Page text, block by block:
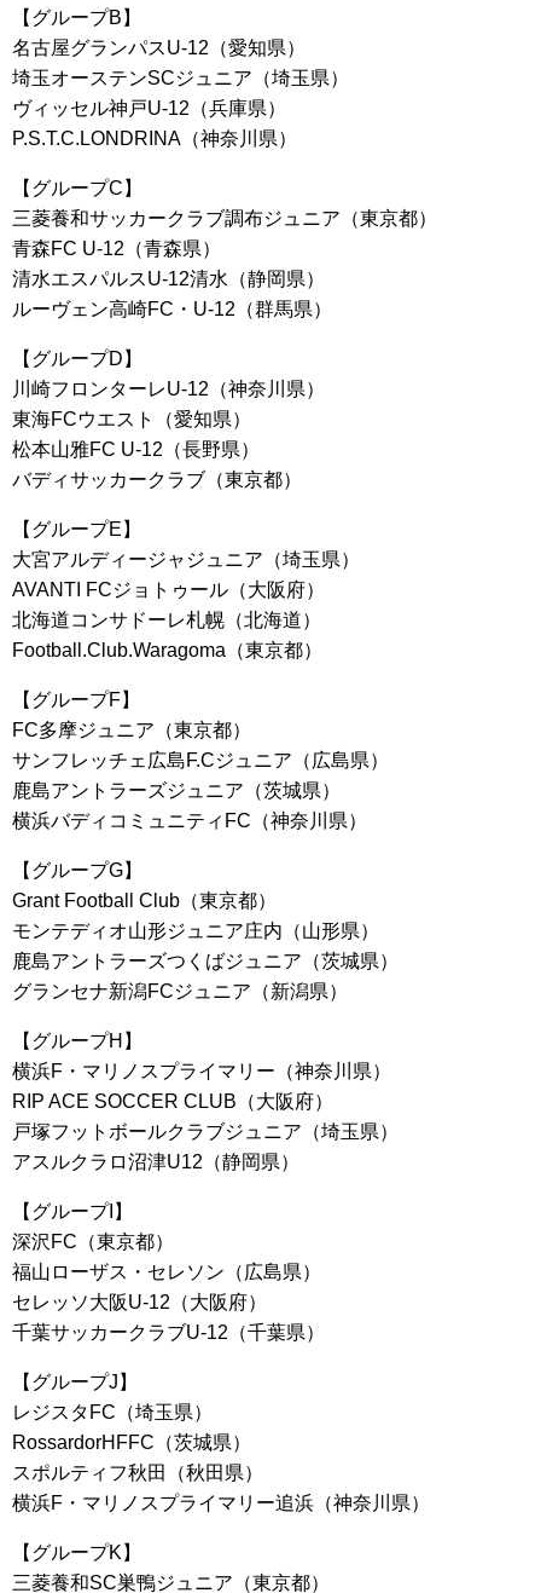
【グループB】
名古屋グランパスU-12（愛知県）
埼玉オーステンSCジュニア（埼玉県）
ヴィッセル神戸U-12（兵庫県）
P.S.T.C.LONDRINA（神奈川県）
【グループC】
三菱養和サッカークラブ調布ジュニア（東京都）
青森FC U-12（青森県）
清水エスパルスU-12清水（静岡県）
ルーヴェン高崎FC・U-12（群馬県）
【グループD】
川崎フロンターレU-12（神奈川県）
東海FCウエスト（愛知県）
松本山雅FC U-12（長野県）
バディサッカークラブ（東京都）
【グループE】
大宮アルディージャジュニア（埼玉県）
AVANTI FCジョトゥール（大阪府）
北海道コンサドーレ札幌（北海道）
Football.Club.Waragoma（東京都）
【グループF】
FC多摩ジュニア（東京都）
サンフレッチェ広島F.Cジュニア（広島県）
鹿島アントラーズジュニア（茨城県）
横浜バディコミュニティFC（神奈川県）
【グループG】
Grant Football Club（東京都）
モンテディオ山形ジュニア庄内（山形県）
鹿島アントラーズつくばジュニア（茨城県）
グランセナ新潟FCジュニア（新潟県）
【グループH】
横浜F・マリノスプライマリー（神奈川県）
RIP ACE SOCCER CLUB（大阪府）
戸塚フットボールクラブジュニア（埼玉県）
アスルクラロ沼津U12（静岡県）
【グループI】
深沢FC（東京都）
福山ローザス・セレソン（広島県）
セレッソ大阪U-12（大阪府）
千葉サッカークラブU-12（千葉県）
【グループJ】
レジスタFC（埼玉県）
RossardorHFFC（茨城県）
スポルティフ秋田（秋田県）
横浜F・マリノスプライマリー追浜（神奈川県）
【グループK】
三菱養和SC巣鴨ジュニア（東京都）